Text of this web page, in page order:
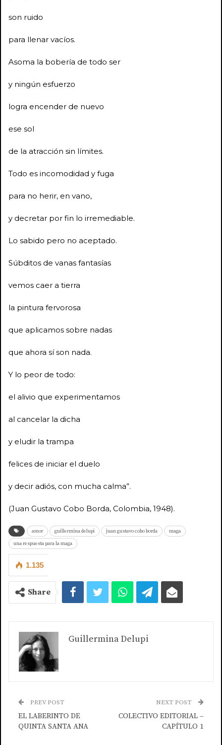
son ruido
para llenar vacíos.
Asoma la bobería de todo ser
y ningún esfuerzo
logra encender de nuevo
ese sol
de la atracción sin límites.
Todo es incomodidad y fuga
para no herir, en vano,
y decretar por fin lo irremediable.
Lo sabido pero no aceptado.
Súbditos de vanas fantasías
vemos caer a tierra
la pintura fervorosa
que aplicamos sobre nadas
que ahora sí son nada.
Y lo peor de todo:
el alivio que experimentamos
al cancelar la dicha
y eludir la trampa
felices de iniciar el duelo
y decir adiós, con mucha calma”.
(Juan Gustavo Cobo Borda, Colombia, 1948).
amor guillermina delupi juan gustavo cobo borda maga
una respuesta para la maga
1.135
Share
Guillermina Delupi
PREV POST
EL LABERINTO DE
QUINTA SANTA ANA
NEXT POST
COLECTIVO EDITORIAL –
CAPÍTULO 1